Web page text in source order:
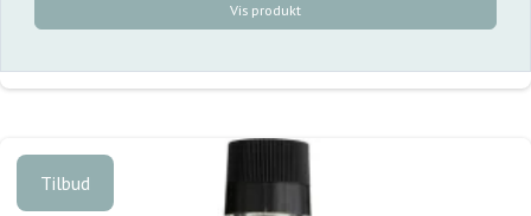
Vis produkt
Tilbud